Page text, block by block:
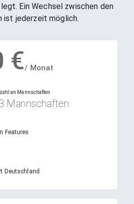
Ein Wechsel zwischen den
ist jederzeit möglich.
€/ Monat
an Mannschaften
Mannschaften
Features
Deutschland